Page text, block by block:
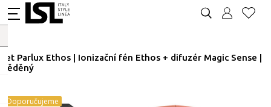
Set Parlux Ethos | Ionizační fén Ethos + difuzér Magic Sense |
měděný
Doporučujeme